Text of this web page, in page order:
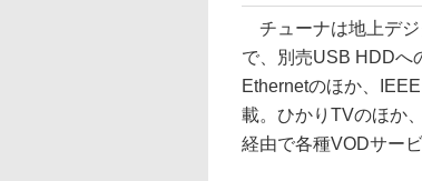
チューナは地上デジ
で、別売USB HDDへ
Ethernetのほか、
載。ひかりTVのほか
経由で各種VODサー